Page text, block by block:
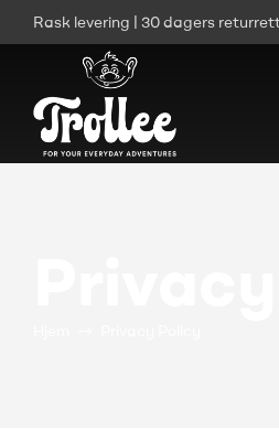
Rask levering | 30 dagers